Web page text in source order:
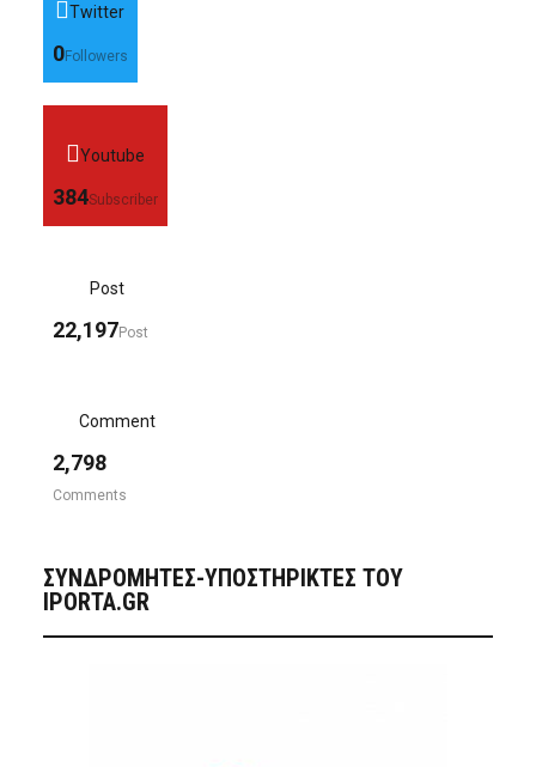
Twitter
0Followers
Youtube
384Subscriber
Post
22,197Post
Comment
2,798
Comments
ΣΥΝΔΡΟΜΗΤΈΣ-ΥΠΟΣΤΗΡΙΚΤΈΣ ΤΟΥ
IPORTA.GR